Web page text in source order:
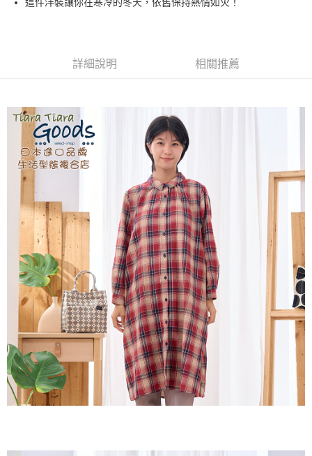
全盈+PAY
【關於「AFTEE先享後付」】
２．便利：只要手機號碼，簡訊認證，即可結帳。
３．安心：先確認商品／服務後，再付款。
【「AFTEE先享後付」結帳流程】
１．於結帳方式選擇「AFTEE先享後付」後，將跳轉至「AFTEE先享後付」
結帳頁面，進行簡訊認證並確認金額後，即可完成結帳。
２．訂單成立數日內，您將收到繳費通知簡訊。
３．收到繳費通知簡訊後14天內，點擊此簡訊中的連結，可透過四大超商／
ATM／網路銀行／等多元方式進行付款，方視為交易完成。
※ 請注意：結帳手續完成當下不需立刻繳費，但若您需要取消訂單，請聯絡
購買商品的店家。未經商家同意取消之訂單仍視為有效，需透過AFTEE先享
後付繳納相關費用。
※ 交易是否成功請以「AFTEE先享後付 」之結帳頁面顯示為準，若有關於
是否繳費成功／繳費後需取消欲退款等相關疑問，請聯繫「AFTEE先享後付
客戶支援中心」https://netprotections.freshdesk.com/support/home
【注意事項】
１．透過由恩沛科技股份有限公司提供之「AFTEE先享後付」服務完成之交
易，需依本服務之必要範圍內提供個人資料，並將交易相關給付款項請求債
權轉讓予恩沛科技股份有限公司。
２．關於個人資料處理事宜，請瀏覽以下網址：
https://aftee.tw/terms/#terms3
３．未成年的使用者請事先徵得法定代理人或監護人之同意方可使用
「AFTEE先享後付」，若未經同意申辦者引起之損失，本公司不負相關責
運送方式
全家取貨付款
每筆NT$60，滿NT$1,800(含以上)免運費
付款後全家取貨
每筆NT$60，滿NT$1,800(含以上)免運費
7-11取貨付款
每筆NT$60，滿NT$2,000(含以上)免運費
付款後7-11取貨
每筆NT$60，滿NT$2,000(含以上)免運費
黑貓宅急便(包裹尺寸60cm以下)
每筆NT$100，滿NT$2,000(含以上)免運費
黑貓宅急便(包裹尺寸90cm以下)
每筆NT$140，滿NT$2,000(含以上)免運費
詳細說明 相關推薦